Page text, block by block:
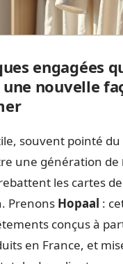
engagées
nouvelle
souvent pointé
une génération de
les cartes
Prenons Hopaal :
conçus à
en France, et